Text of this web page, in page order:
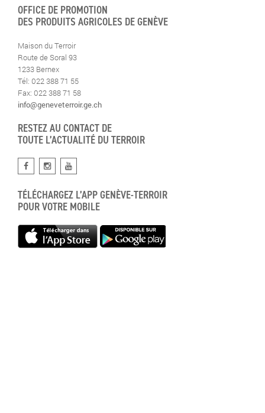
OFFICE DE PROMOTION
DES PRODUITS AGRICOLES DE GENÈVE
Maison du Terroir
Route de Soral 93
1233 Bernex
Tél: 022 388 71 55
Fax: 022 388 71 58
info@geneveterroir.ge.ch
RESTEZ AU CONTACT DE
TOUTE L’ACTUALITÉ DU TERROIR
TÉLÉCHARGEZ L’APP GENÈVE-TERROIR
POUR VOTRE MOBILE